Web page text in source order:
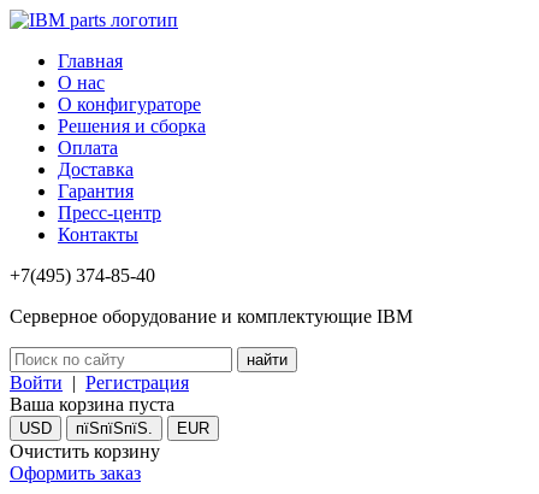
Главная
О нас
О конфигураторе
Решения и сборка
Оплата
Доставка
Гарантия
Пресс-центр
Контакты
+7(495) 374-85-40
Серверное оборудование и комплектующие IBM
Войти | Регистрация
Ваша корзина пуста
USD пїЅпїЅпїЅ. EUR
Очистить корзину
Оформить заказ